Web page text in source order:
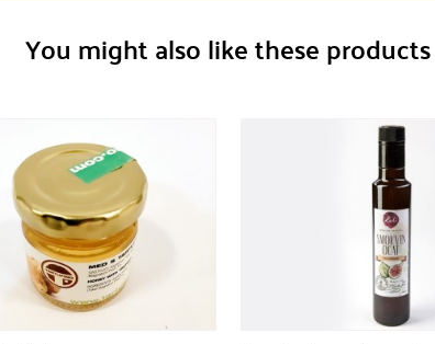
You might also like these products